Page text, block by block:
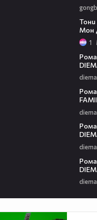
Мон
1